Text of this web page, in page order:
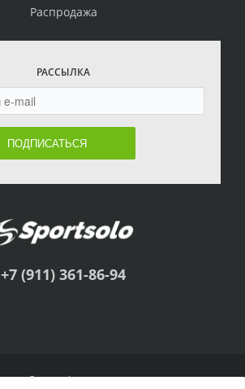
Распродажа
РАССЫЛКА
ПОДПИСАТЬСЯ
+7 (911) 361-86-94
© Sportsolo, 2011